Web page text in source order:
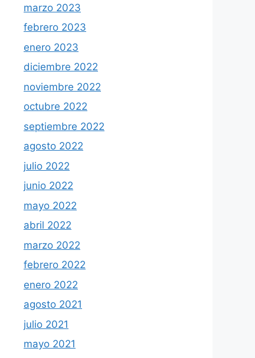
marzo 2023
febrero 2023
enero 2023
diciembre 2022
noviembre 2022
octubre 2022
septiembre 2022
agosto 2022
julio 2022
junio 2022
mayo 2022
abril 2022
marzo 2022
febrero 2022
enero 2022
agosto 2021
julio 2021
mayo 2021